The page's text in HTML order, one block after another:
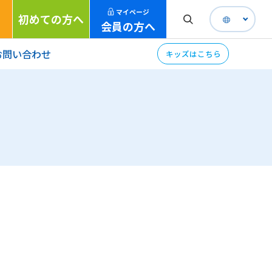
初めての方へ マイページ
会員の方へ
問い合わせ キッズはこちら